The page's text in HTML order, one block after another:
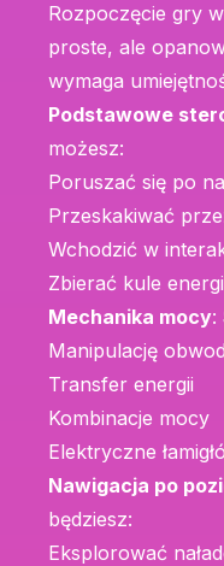
Rozpoczęcie gry w
proste, ale
wymaga
Podstawowe
możesz:
Poruszać się po
Przeskakiwać
Wchodzić w
Zbierać kule
Mechanika mocy:
Manipulację
Transfer energii
Kombinacje mocy
Elektryczne
Nawigacja po
będziesz:
Eksplorować